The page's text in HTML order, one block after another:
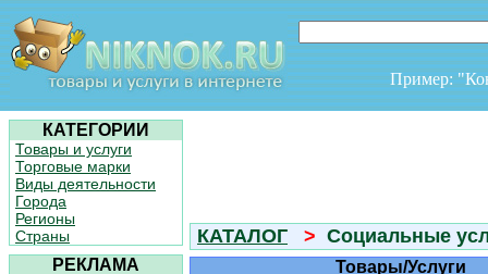
Пример:
КАТЕГОРИИ
Товары и услуги
Торговые марки
Виды деятельности
Города
Регионы
Страны
РЕКЛАМА
КАТАЛОГ > Социальные
Товары/Услуги